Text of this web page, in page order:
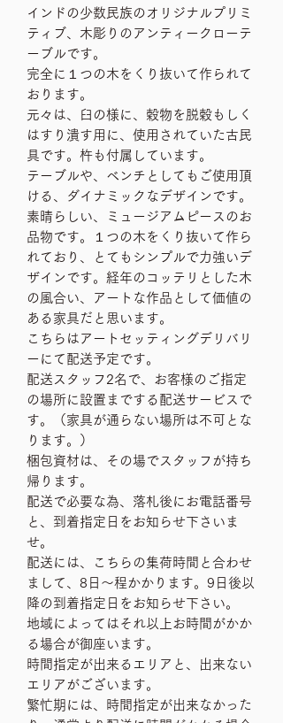
インドの少数民族のオリジナルプリミ
ティブ、木彫りのアンティークローテ
ーブルです。
完全に１つの木をくり抜いて作られて
おります。
元々は、臼の様に、穀物を脱穀もしく
はすり潰す用に、使用されていた古民
具です。杵も付属しています。
テーブルや、ベンチとしてもご使用頂
ける、ダイナミックなデザインです。
素晴らしい、ミュージアムピースのお
品物です。１つの木をくり抜いて作ら
れており、とてもシンプルで力強いデ
ザインです。経年のコッテリとした木
の風合い、アートな作品として価値の
ある家具だと思います。
こちらはアートセッティングデリバリ
ーにて配送予定です。
配送スタッフ2名で、お客様のご指定
の場所に設置までする配送サービスで
す。（家具が通らない場所は不可とな
ります。）
梱包資材は、その場でスタッフが持ち
帰ります。
配送で必要な為、落札後にお電話番号
と、到着指定日をお知らせ下さいま
せ。
配送には、こちらの集荷時間と合わせ
まして、8日〜程かかります。9日後以
降の到着指定日をお知らせ下さい。
地域によってはそれ以上お時間がかか
る場合が御座います。
時間指定が出来るエリアと、出来ない
エリアがございます。
繁忙期には、時間指定が出来なかった